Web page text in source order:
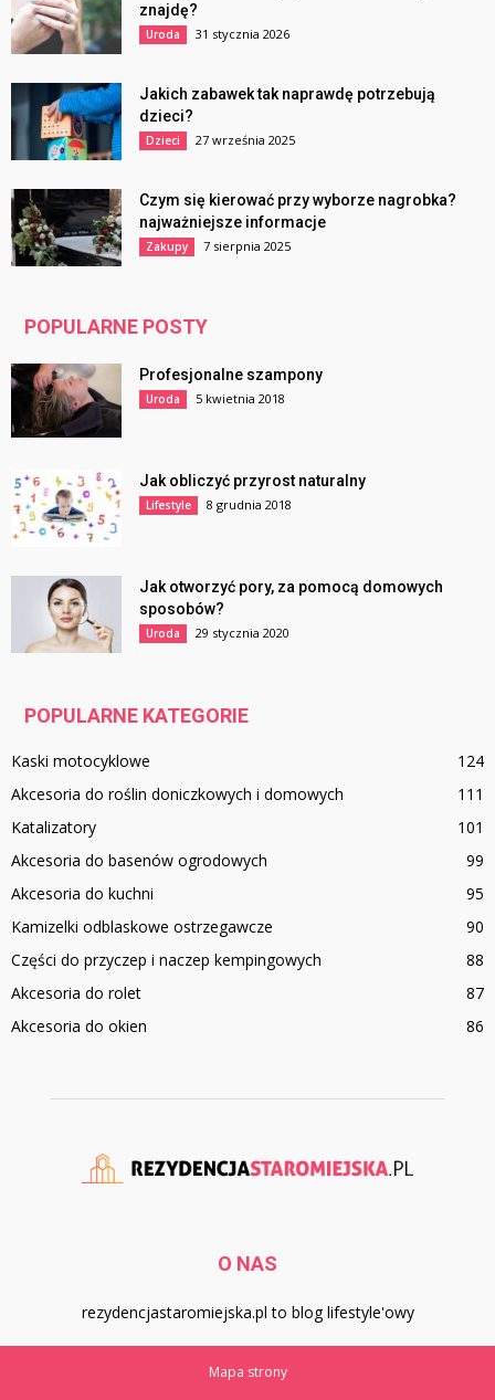
znajdę?
Uroda 31 stycznia 2026
Jakich zabawek tak naprawdę potrzebują
dzieci?
Dzieci 27 września 2025
Czym się kierować przy wyborze nagrobka?
najważniejsze informacje
Zakupy 7 sierpnia 2025
POPULARNE POSTY
Profesjonalne szampony
Uroda 5 kwietnia 2018
Jak obliczyć przyrost naturalny
Lifestyle 8 grudnia 2018
Jak otworzyć pory, za pomocą domowych
sposobów?
Uroda 29 stycznia 2020
POPULARNE KATEGORIE
Kaski motocyklowe
124
Akcesoria do roślin doniczkowych i domowych
111
Katalizatory
101
Akcesoria do basenów ogrodowych
99
Akcesoria do kuchni
95
Kamizelki odblaskowe ostrzegawcze
90
Części do przyczep i naczep kempingowych
88
Akcesoria do rolet
87
Akcesoria do okien
86
O NAS
rezydencjastaromiejska.pl to blog lifestyle'owy
Mapa strony